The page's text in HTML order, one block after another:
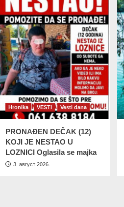
Hronika VESTI Vesti dana
PRONAĐEN DEČAK (12)
KOJI JE NESTAO U
LOZNICI Oglasila se majka
3. август 2026.